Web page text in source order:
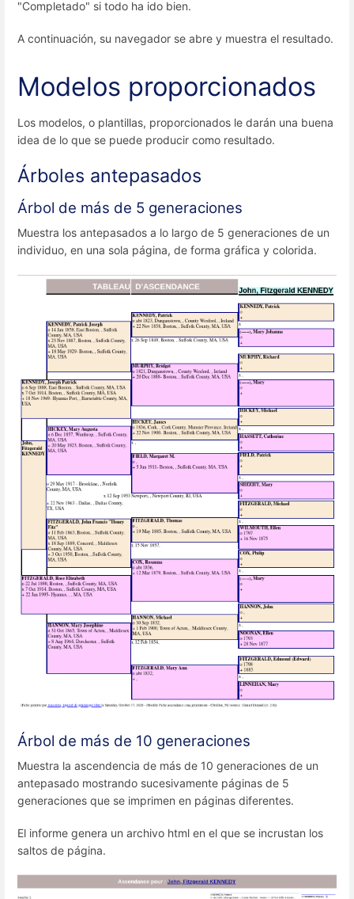
"Completado" si todo ha ido bien.
A continuación, su navegador se abre y muestra el resultado.
Modelos proporcionados
Los modelos, o plantillas, proporcionados le darán una buena
idea de lo que se puede producir como resultado.
Árboles antepasados
Árbol de más de 5 generaciones
Muestra los antepasados a lo largo de 5 generaciones de un
individuo, en una sola página, de forma gráfica y colorida.
Árbol de más de 10 generaciones
Muestra la ascendencia de más de 10 generaciones de un
antepasado mostrando sucesivamente páginas de 5
generaciones que se imprimen en páginas diferentes.
El informe genera un archivo html en el que se incrustan los
saltos de página.